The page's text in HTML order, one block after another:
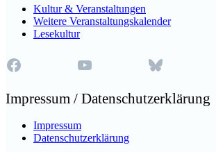
Kultur & Veranstaltungen
Weitere Veranstaltungskalender
Lesekultur
Impressum / Datenschutzerklärung
Impressum
Datenschutzerklärung